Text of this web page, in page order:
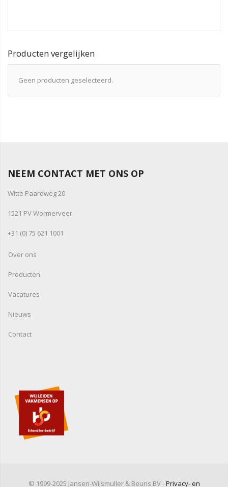
Producten vergelijken
Geen producten geselecteerd.
NEEM CONTACT MET ONS OP
Witte Paardweg 20
1521 PV Wormerveer
+31 (0) 75 621 1001
Over ons
Producten
Vacatures
Nieuws
Contact
© 1999-2025 Jansen-Wijsmuller & Beuns BV -Privacy- en